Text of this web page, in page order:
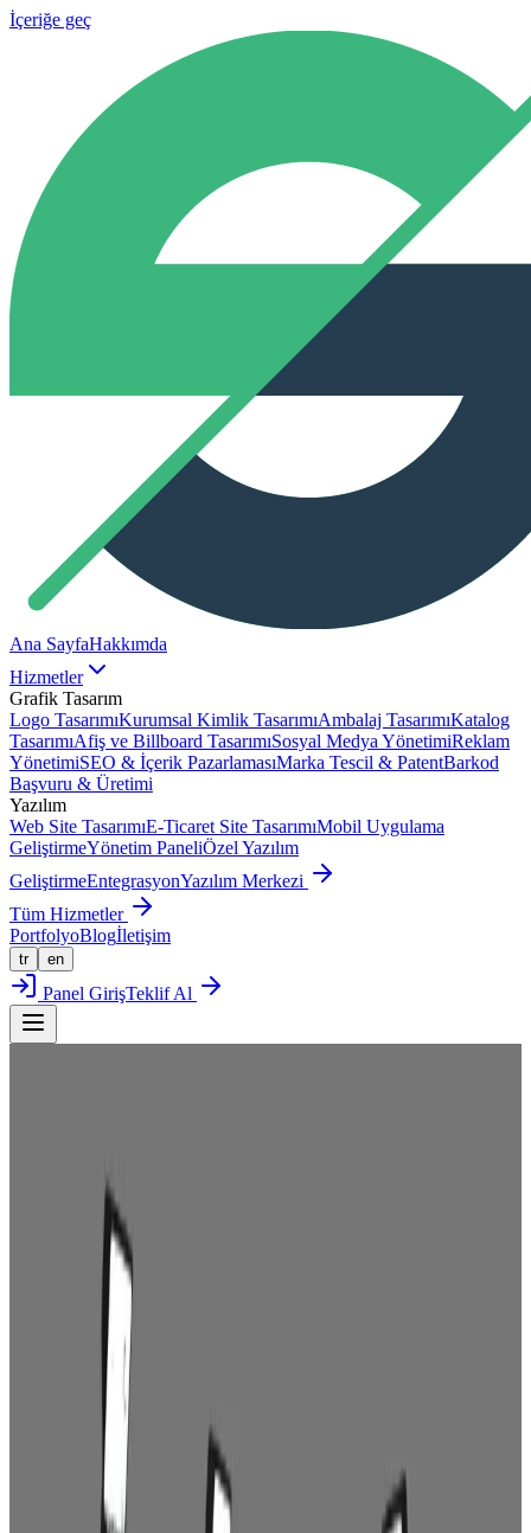
İçeriğe geç
Ana SayfaHakkımda
Hizmetler
Grafik Tasarım
Logo TasarımıKurumsal Kimlik TasarımıAmbalaj TasarımıKatalog
TasarımıAfiş ve Billboard TasarımıSosyal Medya YönetimiReklam
YönetimiSEO & İçerik PazarlamasıMarka Tescil & PatentBarkod
Başvuru & Üretimi
Yazılım
Web Site TasarımıE-Ticaret Site TasarımıMobil Uygulama
GeliştirmeYönetim PaneliÖzel Yazılım
GeliştirmeEntegrasyonYazılım Merkezi
Tüm Hizmetler
PortfolyoBlogİletişim
tr en
Panel GirişTeklif Al
Milpaş
Kullanılan Programlar
Adobe Illustration, Adobe Photoshop
Baskı Çalışmaları